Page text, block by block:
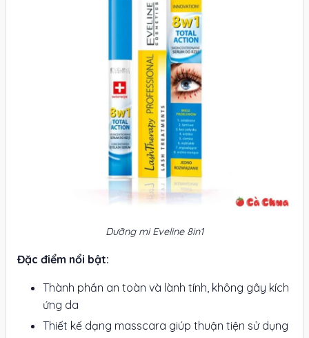
Dưỡng mi Eveline 8in1
Đặc điểm nổi bật:
Thành phần an toàn và lành tính, không gây kích
ứng da
Thiết kế dạng masscara giúp thuận tiện sử dụng